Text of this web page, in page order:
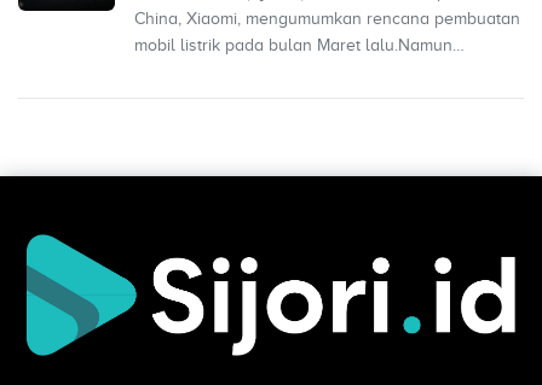
China, Xiaomi, mengumumkan rencana pembuatan
mobil listrik pada bulan Maret lalu.Namun